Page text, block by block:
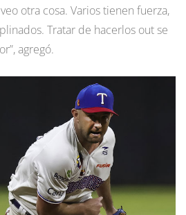
otra cosa. Varios tienen fuerza,
Tratar de hacerlos out se
agregó.